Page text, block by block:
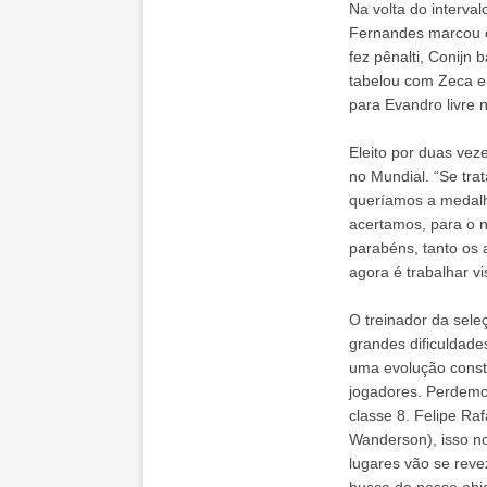
Na volta do
Fernandes marcou
fez pênalti, Conijn
tabelou com Zeca
para Evandro livre
Eleito por duas
no Mundial. “Se
queríamos a
acertamos, para o
parabéns, tanto os
agora é trabalhar
O treinador da
grandes
uma evolução
jogadores.
classe 8. Felipe
Wanderson), isso
lugares vão se